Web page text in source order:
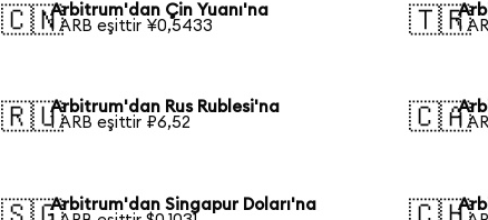
🇨🇳Arbitrum'dan Çin Yuanı'na
1 ARB eşittir ¥0,5433
🇹🇷
1
🇷🇺Arbitrum'dan Rus Rublesi'na
1 ARB eşittir ₽6,52
🇨🇦
1
Arbitrum'dan Singapur Doları'na